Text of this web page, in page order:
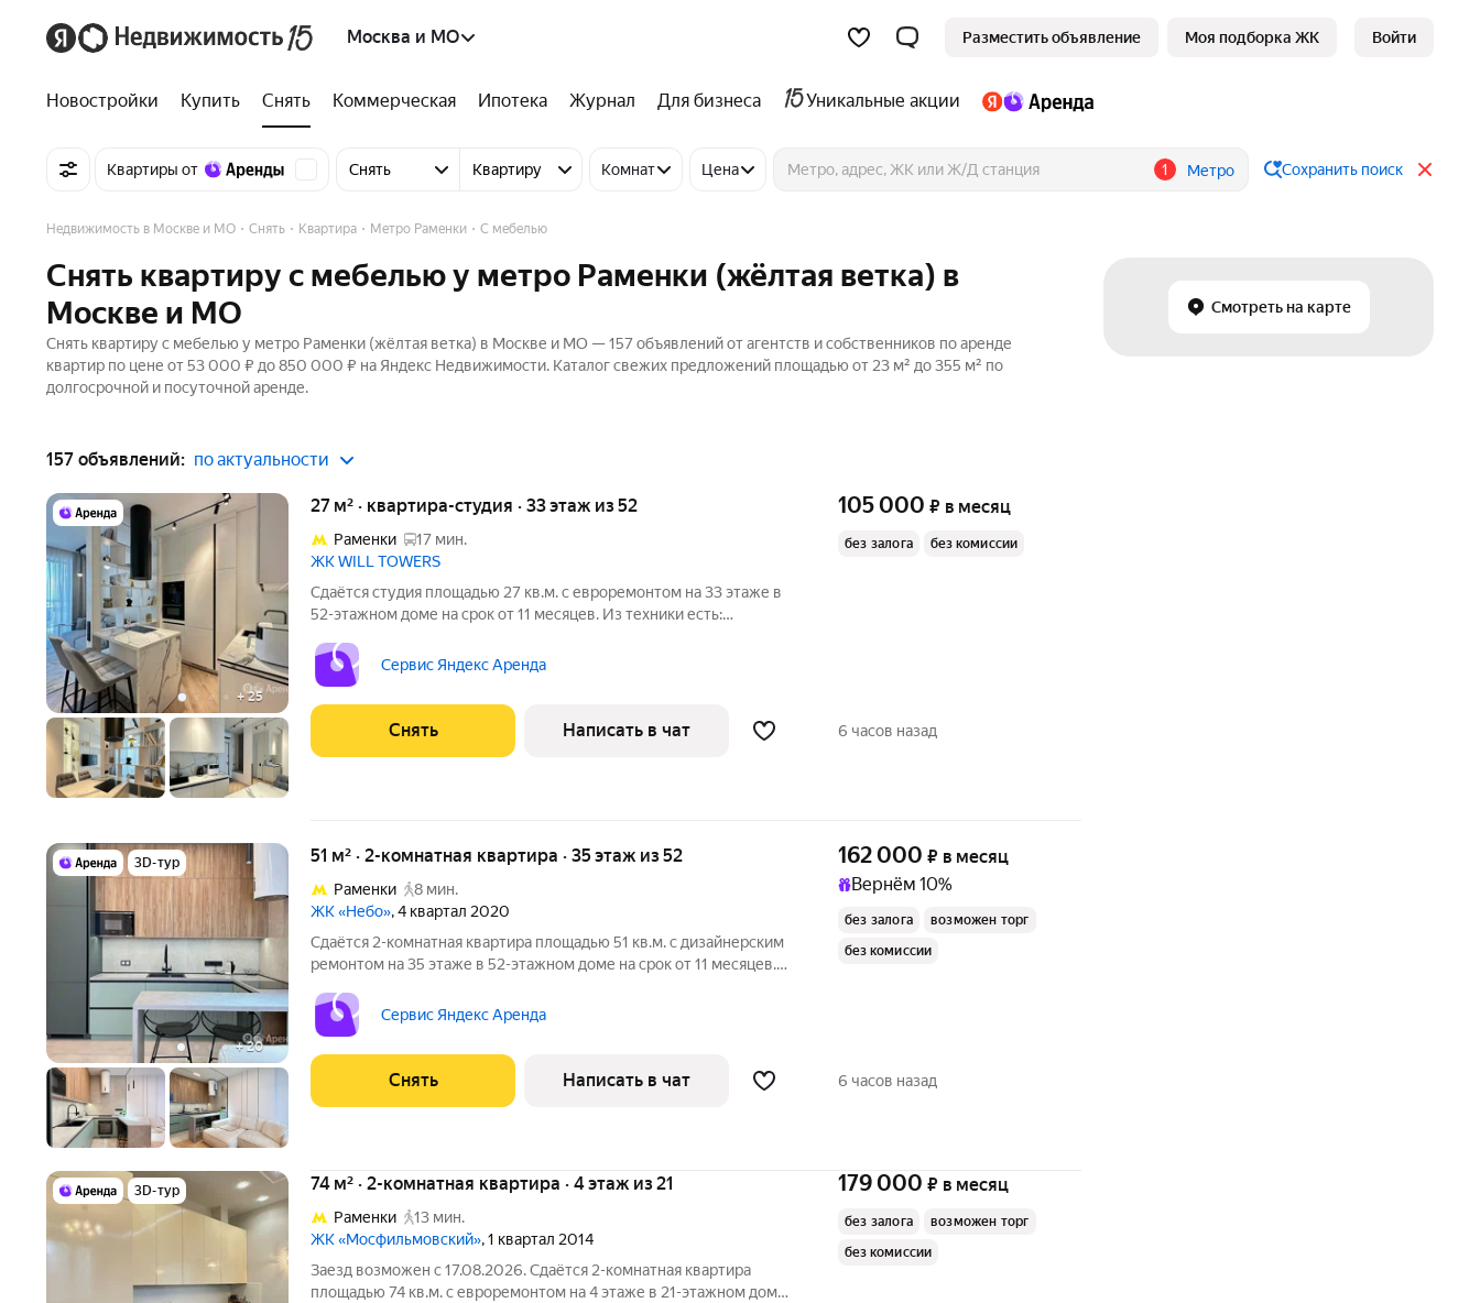
Москва и МО Разместить объявление Моя подборка ЖК Войти
Новостройки Купить Снять Коммерческая Ипотека Журнал Для бизнеса Уникальные акции
Квартиры от Снять Квартиру Комнат Цена 1 Метро Сохранить поиск
Смотреть на карте
Недвижимость в Москве и МО Снять Квартира Метро Раменки С мебелью
Снять квартиру с мебелью у метро Раменки (жёлтая ветка) в
Москве и МО
Снять квартиру с мебелью у метро Раменки (жёлтая ветка) в Москве и МО — 157 объявлений от агентств и собственников по аренде
квартир по цене от 53 000 ₽ до 850 000 ₽ на Яндекс Недвижимости. Каталог свежих предложений площадью от 23 м² до 355 м² по
долгосрочной и посуточной аренде.
157 объявлений: по актуальности
+25
27 м² · квартира-студия · 33 этаж из 52
Раменки
17 мин.
ЖК WILL TOWERS
Сдаётся студия площадью 27 кв.м. с евроремонтом на 33 этаже в
52-этажном доме на срок от 11 месяцев. Из техники есть:
Посудомоечная машина Кондиционер Микроволновка Пылесос
Дом -
Сервис Яндекс Аренда
105 000 ₽ в месяц
без залога без комиссии
Снять Написать в чат 6 часов назад
3D-тур
+20
51 м² · 2-комнатная квартира · 35 этаж из 52
Раменки
8 мин.
ЖК «Небо», 4 квартал 2020
Сдаётся 2-комнатная квартира площадью 51 кв.м. с дизайнерским
ремонтом на 35 этаже в 52-этажном доме на срок от 11 месяцев.
Сушильная машина Холодильник Посудомоечная машина
Кондиционер
Сервис Яндекс Аренда
162 000 ₽ в месяц
Вернём 10%
без залога
возможен торг
без комиссии
Снять Написать в чат 6 часов назад
3D-тур 74 м² · 2-комнатная квартира · 4 этаж из 21
Раменки
13 мин.
ЖК «Мосфильмовский», 1 квартал 2014
Заезд возможен с 17.08.2026. Сдаётся 2-комнатная квартира
площадью 74 кв.м. с евроремонтом на 4 этаже в 21-этажном доме
179 000 ₽ в месяц
без залога
возможен торг
без комиссии